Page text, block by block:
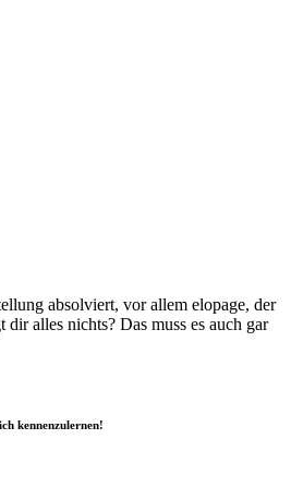
absolviert, vor allem elopage, der
alles nichts? Das muss es auch gar
kennenzulernen!